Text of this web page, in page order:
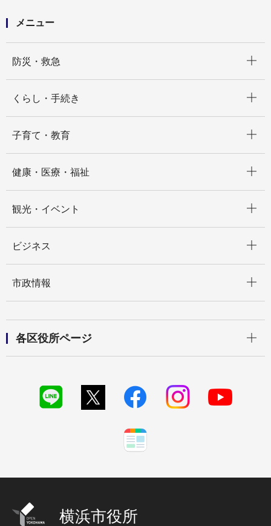
メニュー
防災・救急
くらし・手続き
子育て・教育
健康・医療・福祉
観光・イベント
ビジネス
市政情報
各区役所ページ
横浜市役所